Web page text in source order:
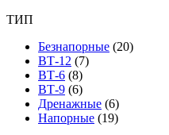
ТИП
Безнапорные (20)
ВТ-12 (7)
ВТ-6 (8)
ВТ-9 (6)
Дренажные (6)
Напорные (19)